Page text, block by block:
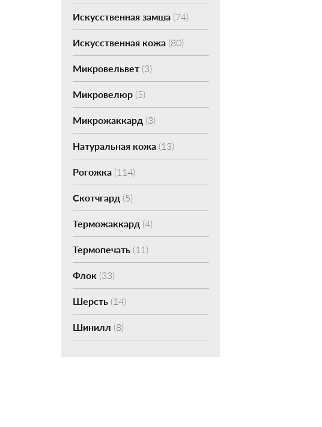
Искусственная замша(74)
Искусственная кожа(80)
Микровельвет(3)
Микровелюр(5)
Микрожаккард (3)
Натуральная кожа(13)
Рогожка(114)
Скотчгард (5)
Терможаккард (4)
Термопечать(11)
Флок (33)
Шерсть(14)
Шинилл (8)